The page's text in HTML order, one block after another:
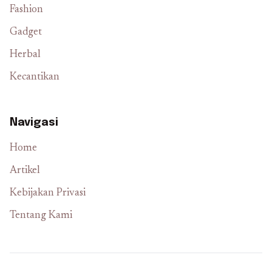
Fashion
Gadget
Herbal
Kecantikan
Navigasi
Home
Artikel
Kebijakan Privasi
Tentang Kami